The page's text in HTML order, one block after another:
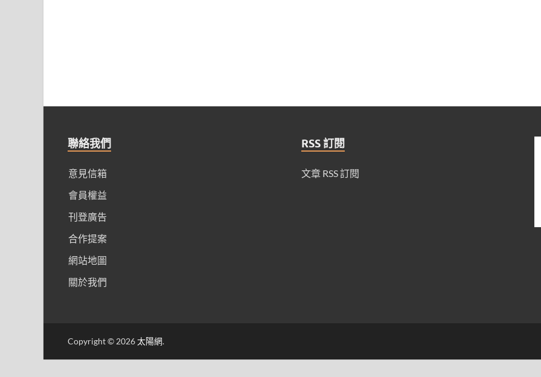
聯絡我們
意見信箱
會員權益
刊登廣告
合作提案
網站地圖
關於我們
RSS 訂閱
文章 RSS 訂閱
Copyright © 2026太陽網.